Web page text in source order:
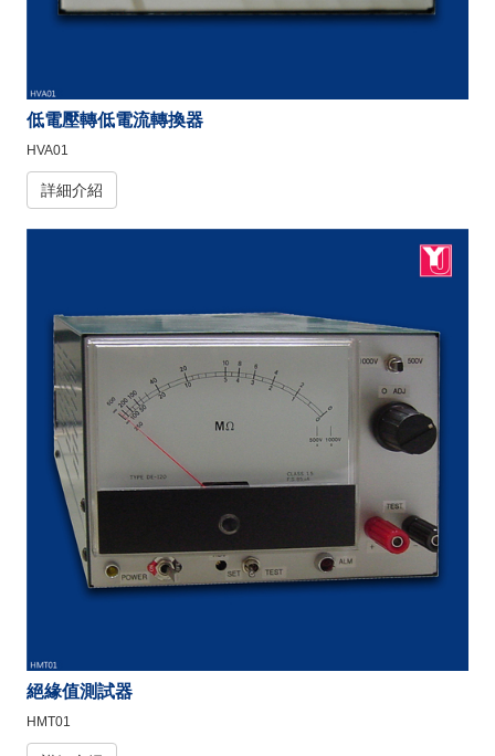
低電壓轉低電流轉換器
HVA01
詳細介紹
絕緣值測試器
HMT01